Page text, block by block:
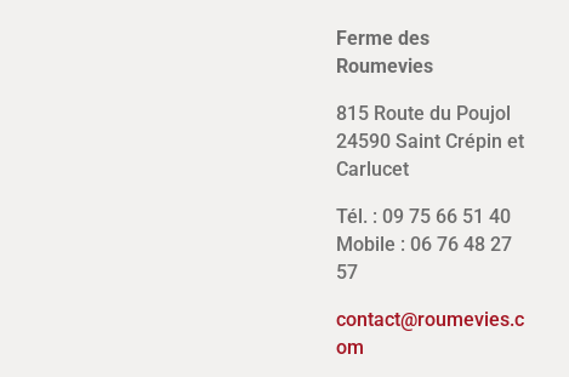
Ferme des
Roumevies
815 Route du Poujol
24590 Saint Crépin et
Carlucet
Tél. : 09 75 66 51 40
Mobile : 06 76 48 27
57
contact@roumevies.c
om